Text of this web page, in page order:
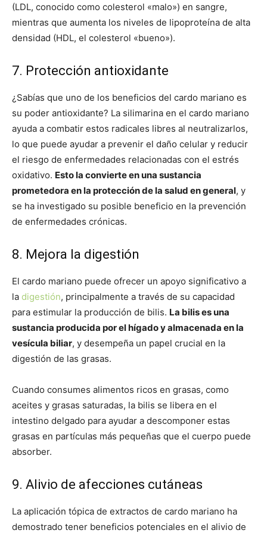
(LDL, conocido como colesterol «malo») en sangre,
mientras que aumenta los niveles de lipoproteína de alta
densidad (HDL, el colesterol «bueno»).
7. Protección antioxidante
¿Sabías que uno de los beneficios del cardo mariano es
su poder antioxidante? La silimarina en el cardo mariano
ayuda a combatir estos radicales libres al neutralizarlos,
lo que puede ayudar a prevenir el daño celular y reducir
el riesgo de enfermedades relacionadas con el estrés
oxidativo. Esto la convierte en una sustancia
prometedora en la protección de la salud en general, y
se ha investigado su posible beneficio en la prevención
de enfermedades crónicas.
8. Mejora la digestión
El cardo mariano puede ofrecer un apoyo significativo a
la digestión, principalmente a través de su capacidad
para estimular la producción de bilis. La bilis es una
sustancia producida por el hígado y almacenada en la
vesícula biliar, y desempeña un papel crucial en la
digestión de las grasas.
Cuando consumes alimentos ricos en grasas, como
aceites y grasas saturadas, la bilis se libera en el
intestino delgado para ayudar a descomponer estas
grasas en partículas más pequeñas que el cuerpo puede
absorber.
9. Alivio de afecciones cutáneas
La aplicación tópica de extractos de cardo mariano ha
demostrado tener beneficios potenciales en el alivio de